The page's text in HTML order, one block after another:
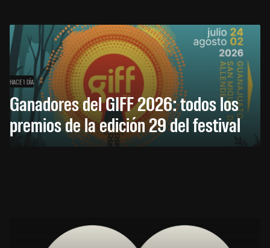
HACE 1 DÍA
Ganadores del GIFF 2026: todos los
premios de la edición 29 del festival